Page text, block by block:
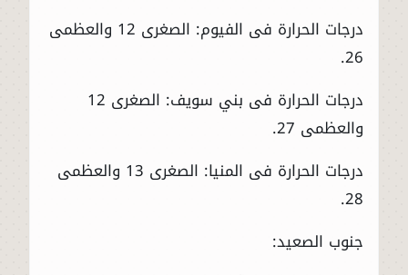
درجات الحرارة فى الفيوم: الصغرى 12 والعظمى
26.
درجات الحرارة فى بني سويف: الصغرى 12
والعظمى 27.
درجات الحرارة فى المنيا: الصغرى 13 والعظمى
28.
جنوب الصعيد: